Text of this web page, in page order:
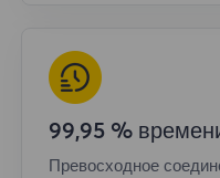
99,95 %
Превосходное